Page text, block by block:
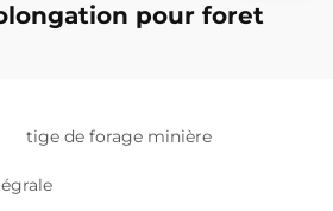
pour foret
tige de forage minière